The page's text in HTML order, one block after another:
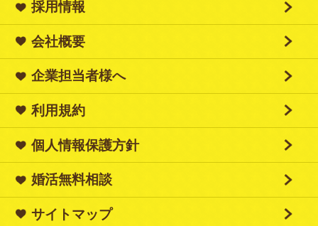
採用情報
会社概要
企業担当者様へ
利用規約
個人情報保護方針
婚活無料相談
サイトマップ